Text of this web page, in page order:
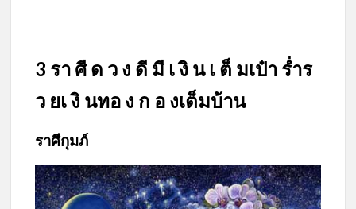
3 รา ศี ด ว ง ดี มี เ งิ น เ ต็ มเป๋า ร่ำร
ว ยเ งิ นทอ ง ก อ งเต็มบ้าน
ราศีกุมภ์